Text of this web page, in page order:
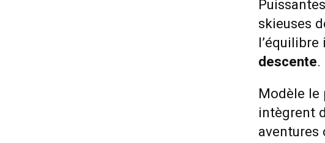
skieuses
descente.
Modèle le
intègrent